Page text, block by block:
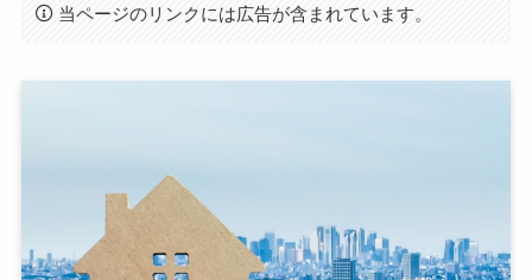
当ページのリンクには広告が含まれています。